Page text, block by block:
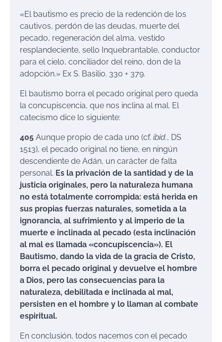
«El bautismo es precio de la redención de los
cautivos, perdón de las deudas, muerte del
pecado, regeneración del alma, vestido
resplandeciente, sello Inquebrantable, conductor
para el cielo, conciliador del reino, don de la
adopción.» Ex S. Basilio. 330 + 379.
El bautismo borra el pecado original pero queda
la concupiscencia, que nos inclina al mal. El
catecismo dice lo siguiente:
405 Aunque propio de cada uno (cf. ibíd., DS
1513), el pecado original no tiene, en ningún
descendiente de Adán, un carácter de falta
personal. Es la privación de la santidad y de la
justicia originales, pero la naturaleza humana
no está totalmente corrompida: está herida en
sus propias fuerzas naturales, sometida a la
ignorancia, al sufrimiento y al imperio de la
muerte e inclinada al pecado (esta inclinación
al mal es llamada «concupiscencia»). El
Bautismo, dando la vida de la gracia de Cristo,
borra el pecado original y devuelve el hombre
a Dios, pero las consecuencias para la
naturaleza, debilitada e inclinada al mal,
persisten en el hombre y lo llaman al combate
espiritual.
En conclusión, todos nacemos con el pecado